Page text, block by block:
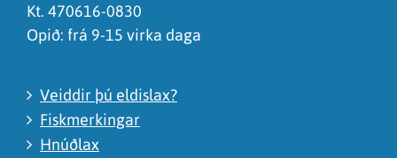
Kt. 470616-0830
Opið: frá 9-15 virka daga
Veiddir þú eldislax?
Fiskmerkingar
Hnúðlax